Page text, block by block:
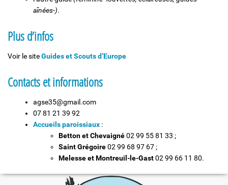
aînées-).
Plus d’infos
Voir le siteGuides et Scouts d’Europe
Contacts et informations
agse35@gmail.com
07 81 21 39 92
Accueils paroissiaux :
Betton et Chevaigné02 99 55 81 33 ;
Saint Grégoire02 99 68 97 67 ;
Melesse et Montreuil-le-Gast02 99 66 11 80.